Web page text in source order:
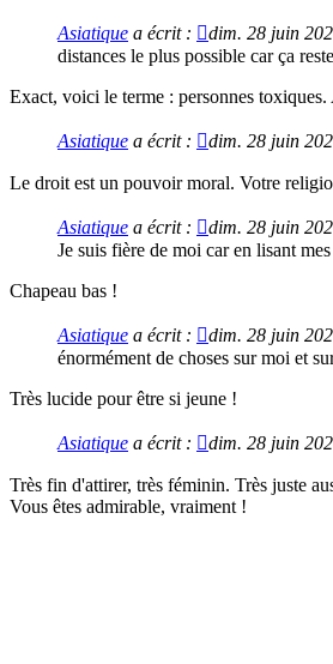
Asiatique a écrit : dim. 28 juin
distances le plus possible car ça
Exact, voici le terme : personnes
Asiatique a écrit : dim. 28 juin
Le droit est un pouvoir moral. Votre
Asiatique a écrit : dim. 28 juin
Je suis fière de moi car en lisant
Chapeau bas !
Asiatique a écrit : dim. 28 juin
énormément de choses sur moi et
Très lucide pour être si jeune !
Asiatique a écrit : dim. 28 juin
Très fin d'attirer, très féminin. Très juste
Vous êtes admirable, vraiment !